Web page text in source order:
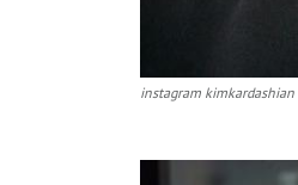
instagram kimkardashian